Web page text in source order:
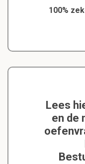
100%
Lees
en de